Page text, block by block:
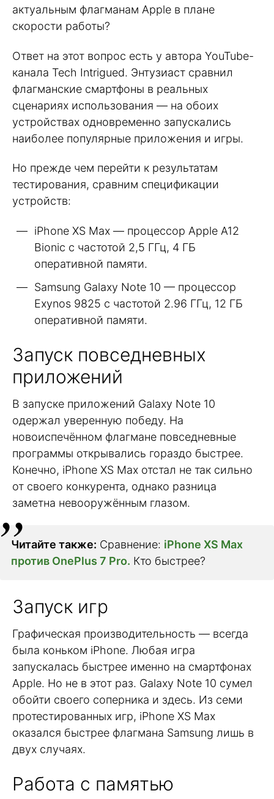
актуальным флагманам Apple в плане
скорости работы?
Ответ на этот вопрос есть у автора YouTube-
канала Tech Intrigued. Энтузиаст сравнил
флагманские смартфоны в реальных
сценариях использования — на обоих
устройствах одновременно запускались
наиболее популярные приложения и игры.
Но прежде чем перейти к результатам
тестирования, сравним спецификации
устройств:
iPhone XS Max — процессор Apple A12
Bionic c частотой 2,5 ГГц, 4 ГБ
оперативной памяти.
Samsung Galaxy Note 10 — процессор
Exynos 9825 c частотой 2.96 ГГц, 12 ГБ
оперативной памяти.
Запуск повседневных
приложений
В запуске приложений Galaxy Note 10
одержал уверенную победу. На
новоиспечённом флагмане повседневные
программы открывались гораздо быстрее.
Конечно, iPhone XS Max отстал не так сильно
от своего конкурента, однако разница
заметна невооружённым глазом.
Читайте также: Сравнение: iPhone XS Max
против OnePlus 7 Pro. Кто быстрее?
Запуск игр
Графическая производительность — всегда
была коньком iPhone. Любая игра
запускалась быстрее именно на смартфонах
Apple. Но не в этот раз. Galaxy Note 10 сумел
обойти своего соперника и здесь. Из семи
протестированных игр, iPhone XS Max
оказался быстрее флагмана Samsung лишь в
двух случаях.
Работа с памятью